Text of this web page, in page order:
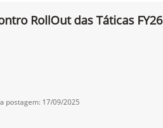
RollOut das Táticas FY26
postagem: 17/09/2025